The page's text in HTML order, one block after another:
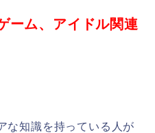
ーム、アイドル関連
な知識を持っている人が